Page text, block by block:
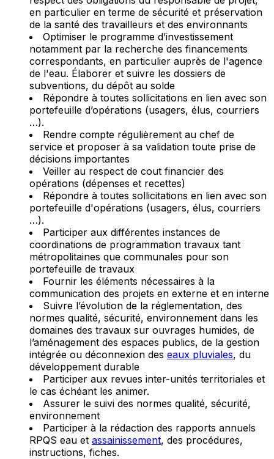
en particulier en terme de sécurité et préservation
de la santé des travailleurs et des environnants
Optimiser le programme d’investissement
notamment par la recherche des financements
correspondants, en particulier auprès de l'agence
de l'eau. Élaborer et suivre les dossiers de
subventions, du dépôt au solde
Répondre à toutes sollicitations en lien avec son
portefeuille d’opérations (usagers, élus, courriers
…).
Rendre compte régulièrement au chef de
service et proposer à sa validation toute prise de
décisions importantes
Veiller au respect de cout financier des
opérations (dépenses et recettes)
Répondre à toutes sollicitations en lien avec son
portefeuille d'opérations (usagers, élus, courriers
…).
Participer aux différentes instances de
coordinations de programmation travaux tant
métropolitaines que communales pour son
portefeuille de travaux
Fournir les éléments nécessaires à la
communication des projets en externe et en interne
Suivre l’évolution de la réglementation, des
normes qualité, sécurité, environnement dans les
domaines des travaux sur ouvrages humides, de
l’aménagement des espaces publics, de la gestion
intégrée ou déconnexion des eaux pluviales, du
développement durable
Participer aux revues inter-unités territoriales et
le cas échéant les animer.
Assurer le suivi des normes qualité, sécurité,
environnement
Participer à la rédaction des rapports annuels
RPQS eau et assainissement, des procédures,
instructions, fiches.